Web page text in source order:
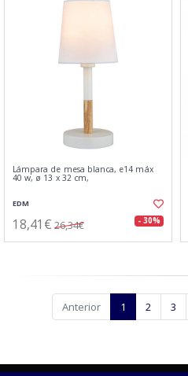
Lámpara de mesa blanca, e14 máx
40 w, ø 13 x 32 cm,
EDM
18,41€ 26,34€ - 30%
Anterior 1 2 3